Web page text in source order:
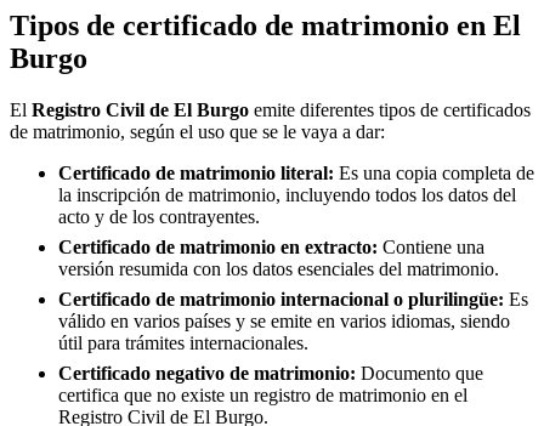
Tipos de certificado de matrimonio en El
Burgo
El Registro Civil de El Burgo emite diferentes tipos de certificados
de matrimonio, según el uso que se le vaya a dar:
Certificado de matrimonio literal: Es una copia completa de
la inscripción de matrimonio, incluyendo todos los datos del
acto y de los contrayentes.
Certificado de matrimonio en extracto: Contiene una
versión resumida con los datos esenciales del matrimonio.
Certificado de matrimonio internacional o plurilingüe: Es
válido en varios países y se emite en varios idiomas, siendo
útil para trámites internacionales.
Certificado negativo de matrimonio: Documento que
certifica que no existe un registro de matrimonio en el
Registro Civil de El Burgo.